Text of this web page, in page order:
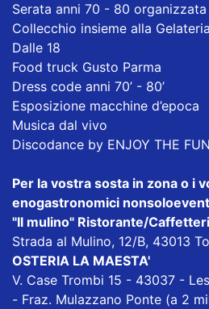
Serata anni 70 - 80
Collecchio insieme alla
Dalle 18
Food truck Gusto Parma
Dress code anni 70’ - 80’
Esposizione macchine d’epoca
Musica dal vivo
Discodance by ENJOY THE
Per la vostra sosta in zona o i
enogastronomici
"Il mulino" Ristorante/
Strada al Mulino, 12/B, 43013
OSTERIA LA MAESTA'
V. Case Trombi 15 - 43037 -
- Fraz. Mulazzano Ponte (a 2